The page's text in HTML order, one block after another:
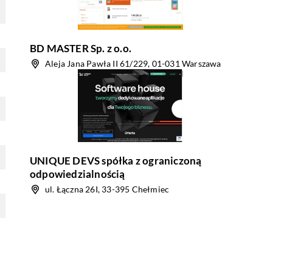
BD MASTER Sp. z o.o.
Aleja Jana Pawła II 61/229, 01-031 Warszawa
UNIQUE DEVS spółka z ograniczoną
odpowiedzialnością
ul. Łączna 26I, 33-395 Chełmiec